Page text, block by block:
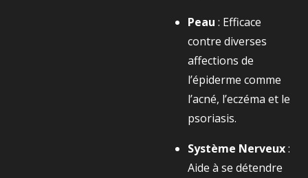
Peau : Efficace
contre diverses
affections de
l’épiderme comme
l’acné, l’eczéma et le
psoriasis.
Système Nerveux:
Aide à se détendre